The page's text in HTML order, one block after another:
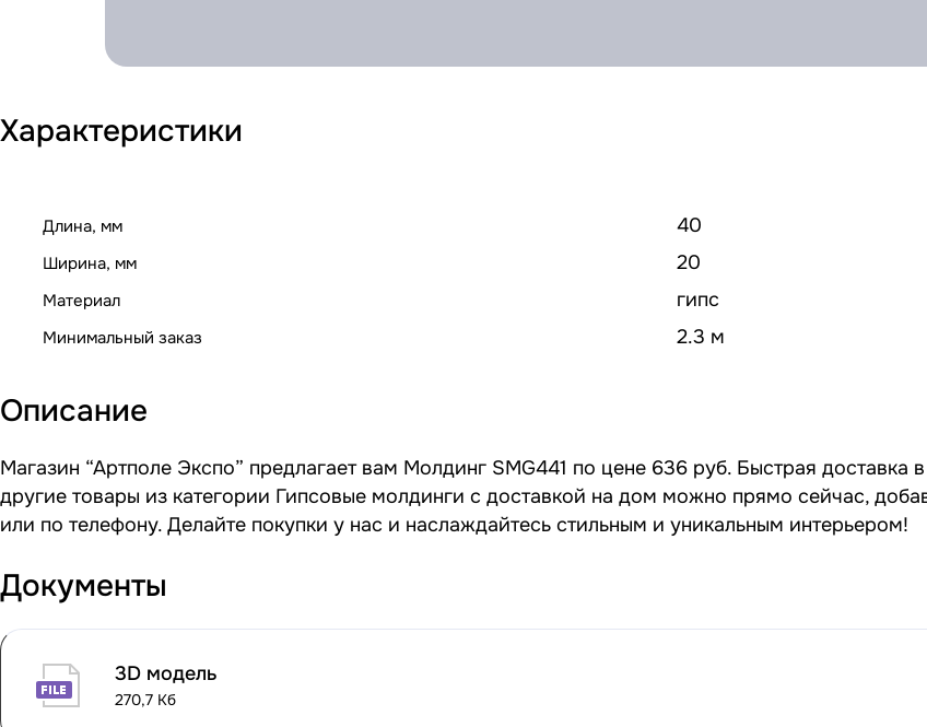
Характеристики
Длина, мм 40
Ширина, мм 20
Материал гипс
Минимальный заказ 2.3 м
Описание
Магазин “Артполе Экспо” предлагает вам Молдинг SMG441 по цене 636 руб. Быстрая доставка
другие товары из категории Гипсовые молдинги с доставкой на дом можно прямо сейчас,
или по телефону. Делайте покупки у нас и наслаждайтесь стильным и уникальным интерьером!
Документы
3D модель
270,7 Кб